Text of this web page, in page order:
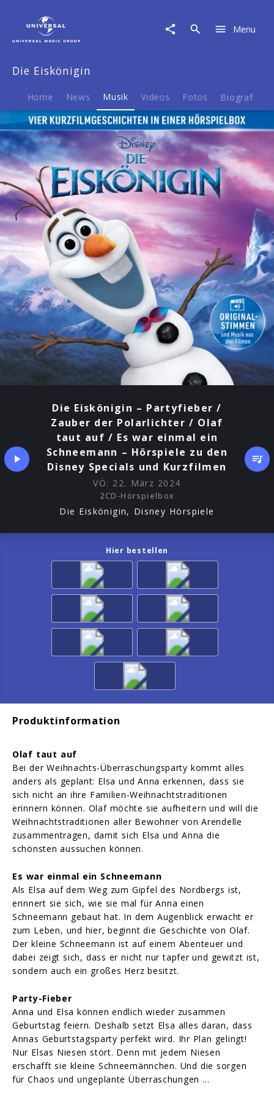
Eiskönigin
Musik
Die
Partyfieber
/
Zauber
der
Polarlichter
/
Olaf
taut
auf
/
Es
war
einmal
ein
Schneemann
-
Hörspiele
zu
den
Disney
Specials
und
Menu
Die Eiskönigin
Home News Musik Videos Fotos Biografie
Die Eiskönigin – Partyfieber /
Zauber der Polarlichter / Olaf
taut auf / Es war einmal ein
Schneemann – Hörspiele zu den
Disney Specials und Kurzfilmen
VÖ: 22. März 2024
2CD-Hörspielbox
Die Eiskönigin, Disney Hörspiele
Hier bestellen
Produktinformation
Olaf taut auf
Bei der Weihnachts-Überraschungsparty kommt alles
anders als geplant: Elsa und Anna erkennen, dass sie
sich nicht an ihre Familien-Weihnachtstraditionen
erinnern können. Olaf möchte sie aufheitern und will die
Weihnachtstraditionen aller Bewohner von Arendelle
zusammentragen, damit sich Elsa und Anna die
schönsten aussuchen können.
Es war einmal ein Schneemann
Als Elsa auf dem Weg zum Gipfel des Nordbergs ist,
erinnert sie sich, wie sie mal für Anna einen
Schneemann gebaut hat. In dem Augenblick erwacht er
zum Leben, und hier, beginnt die Geschichte von Olaf.
Der kleine Schneemann ist auf einem Abenteuer und
dabei zeigt sich, dass er nicht nur tapfer und gewitzt ist,
sondern auch ein großes Herz besitzt.
Party-Fieber
Anna und Elsa können endlich wieder zusammen
Geburtstag feiern. Deshalb setzt Elsa alles daran, dass
Annas Geburtstagsparty perfekt wird. Ihr Plan gelingt!
Nur Elsas Niesen stört. Denn mit jedem Niesen
erschafft sie kleine Schneemännchen. Und die sorgen
für Chaos und ungeplante Überraschungen …